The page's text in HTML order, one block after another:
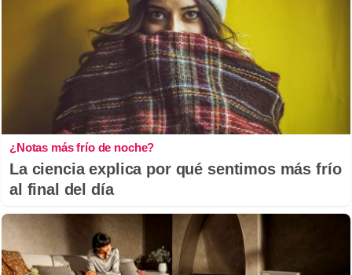
¿Notas más frío de noche?
La ciencia explica por qué sentimos más frío
al final del día